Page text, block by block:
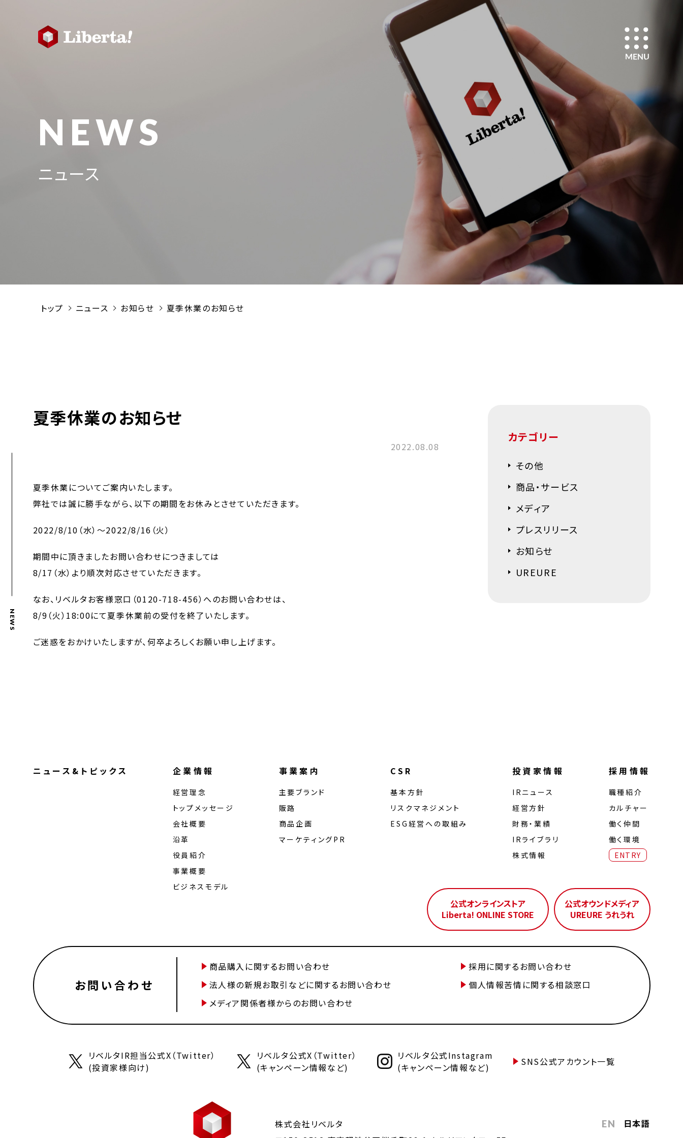
NEWS
ニュース
トップ ニュース お知らせ 夏季休業のお知らせ
NEWS
夏季休業のお知らせ
2022.08.08
夏季休業についてご案内いたします。
弊社では誠に勝手ながら、以下の期間をお休みとさせていただきます。
2022/8/10（水）〜2022/8/16（火）
期間中に頂きましたお問い合わせにつきましては
8/17（水）より順次対応させていただきます。
なお、リベルタお客様窓口（0120-718-456）へのお問い合わせは、
8/9（火）18:00にて夏季休業前の受付を終了いたします。
ご迷惑をおかけいたしますが、何卒よろしくお願い申し上げます。
カテゴリー
その他
商品・サービス
メディア
プレスリリース
お知らせ
UREURE
ニュース&トピックス 企業情報
経営理念
トップメッセージ
会社概要
沿革
役員紹介
事業概要
ビジネスモデル
事業案内
主要ブランド
販路
商品企画
マーケティングPR
CSR
基本方針
リスクマネジメント
ESG経営への取組み
投資家情報
IRニュース
経営⽅針
財務・業績
IRライブラリ
株式情報
採用情報
職種紹介
カルチャー
働く仲間
働く環境
ENTRY
公式オンラインストア
Liberta! ONLINE STORE
公式オウンドメディア
UREURE うれうれ
お問い合わせ
商品購入に関するお問い合わせ
採用に関するお問い合わせ
法人様の新規お取引などに関するお問い合わせ
個人情報苦情に関する相談窓口
メディア関係者様からのお問い合わせ
リベルタIR担当公式X（Twitter）
(投資家様向け)
リベルタ公式X（Twitter）
(キャンペーン情報など)
リベルタ公式Instagram
(キャンペーン情報など)
SNS公式アカウント一覧
EN 日本語
株式会社リベルタ